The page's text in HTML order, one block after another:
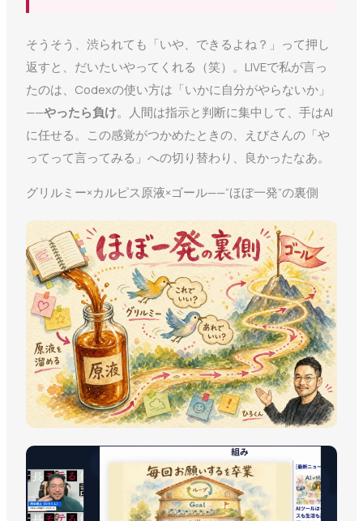
そうそう、渋られても「いや、できるよね？」って押し
返すと、だいたいやってくれる（笑）。LIVEで私が言っ
たのは、Codexの使い方は「いかに自分がやらないか」
——やったら負け。人間は指示と判断に集中して、手はAI
に任せる。この感覚がつかめたときの、えびさんの「や
ってって言ってみる」への切り替わり、良かったなあ。
グリルミー×カルピス原液×ゴール——“ほぼ一発”の裏側